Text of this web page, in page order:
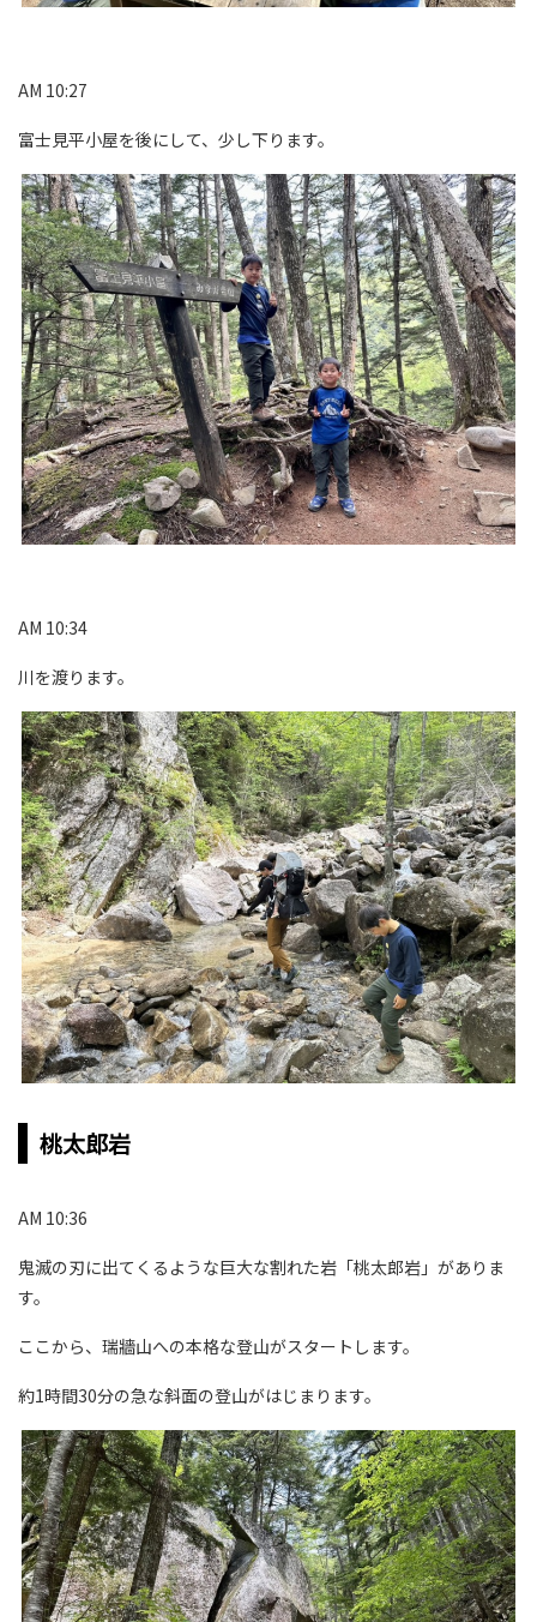
AM 10:27
富士見平小屋を後にして、少し下ります。
AM 10:34
川を渡ります。
桃太郎岩
AM 10:36
鬼滅の刃に出てくるような巨大な割れた岩「桃太郎岩」がありま
す。
ここから、瑞牆山への本格な登山がスタートします。
約1時間30分の急な斜面の登山がはじまります。